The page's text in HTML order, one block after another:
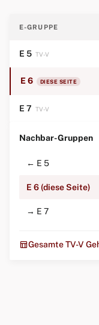
E-GRUPPE
E 5 TV-V
E 6 DIESE SEITE
E 7 TV-V
Nachbar-Gruppen
← E 5
E 6 (diese Seite)
→ E 7
table_chartGesamte TV-V